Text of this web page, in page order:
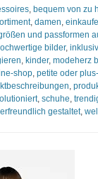
, bequem von zu
, damen,
und passformen
bilder,
, kinder, modeherz
shop, petite oder
,
, schuhe,
gestaltet,